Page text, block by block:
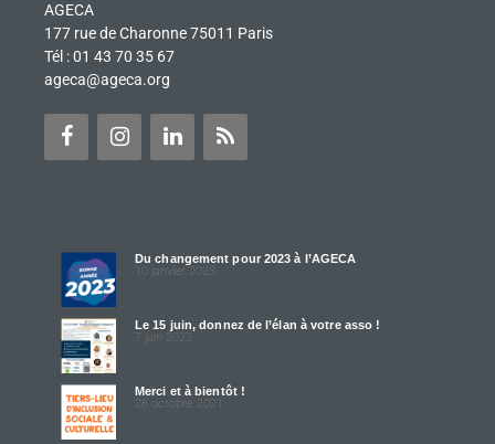
AGECA
177 rue de Charonne 75011 Paris
Tél : 01 43 70 35 67
ageca@ageca.org
Du changement pour 2023 à l’AGECA
10 janvier 2023
Le 15 juin, donnez de l’élan à votre asso !
7 juin 2022
Merci et à bientôt !
28 octobre 2021